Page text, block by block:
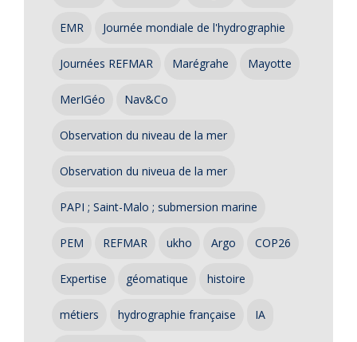
EMR Journée mondiale de l'hydrographie
Journées REFMAR Marégrahe Mayotte
MerIGéo Nav&Co
Observation du niveau de la mer
Observation du niveua de la mer
PAPI ; Saint-Malo ; submersion marine
PEM REFMAR ukho Argo COP26
Expertise géomatique histoire
métiers hydrographie française IA